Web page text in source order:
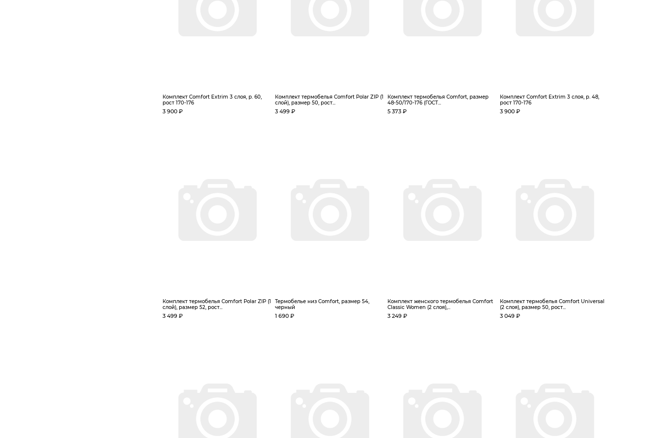
Комплект Comfort Extrim 3 слоя, р. 60,
рост 170-176
3 900 ₽
Комплект термобелья Сomfort Polar ZIP (1
слой), размер 50, рост...
3 499 ₽
Комплект термобелья Comfort, размер
48-50/170-176 (ГОСТ...
5 373 ₽
Комплект Comfort Extrim 3 слоя, р. 48,
рост 170-176
3 900 ₽
Комплект термобелья Сomfort Polar ZIP (1
слой), размер 52, рост...
3 499 ₽
Термобелье низ Comfort, размер 54,
черный
1 690 ₽
Комплект женского термобелья Сomfort
Classic Women (2 слоя),...
3 249 ₽
Комплект термобелья Сomfort Universal
(2 слоя), размер 50, рост...
3 049 ₽